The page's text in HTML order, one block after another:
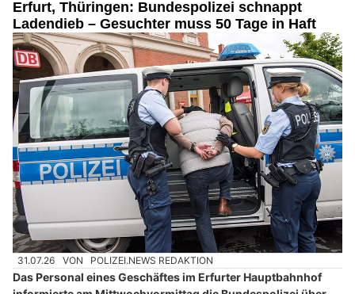
Erfurt, Thüringen: Bundespolizei schnappt
Ladendieb – Gesuchter muss 50 Tage in Haft
31.07.26 VON POLIZEI.NEWS REDAKTION
Das Personal eines Geschäftes im Erfurter Hauptbahnhof